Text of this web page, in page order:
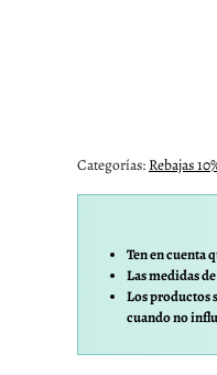
Categorías: Rebajas
Ten en cuenta
Las medidas
Los productos
cuando no